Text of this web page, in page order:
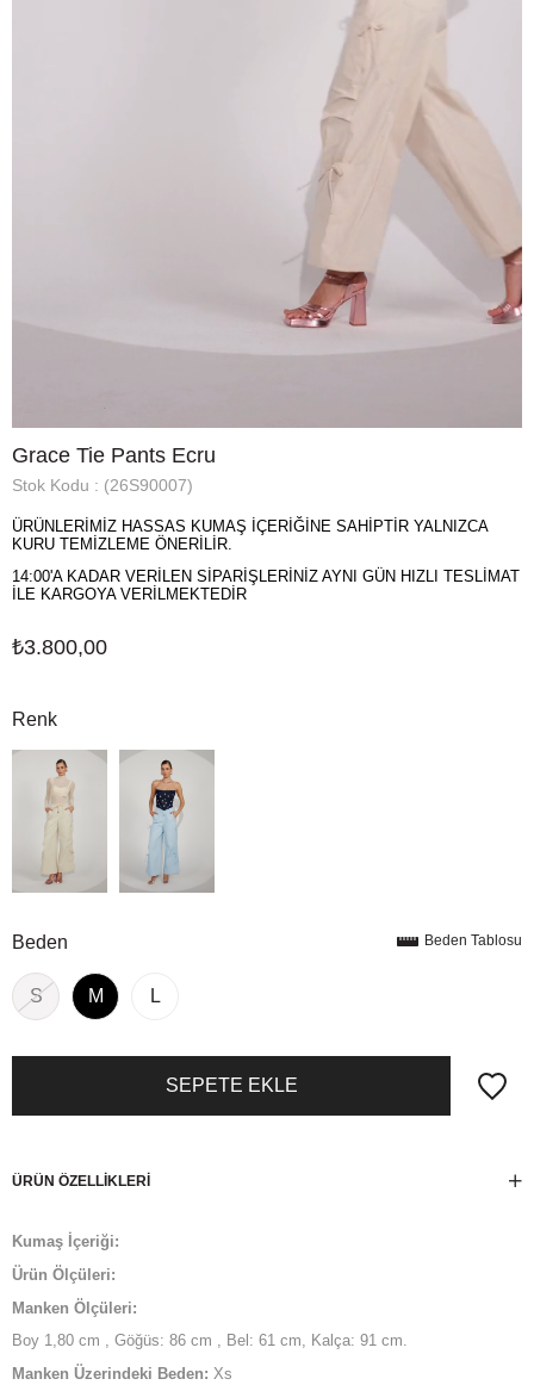
Grace Tie Pants Ecru
Stok Kodu (26S90007)
ÜRÜNLERİMİZ HASSAS KUMAŞ İÇERİĞİNE SAHİPTİR YALNIZCA
KURU TEMİZLEME ÖNERİLİR.
14:00'A KADAR VERİLEN SİPARİŞLERİNİZ AYNI GÜN HIZLI TESLİMAT
İLE KARGOYA VERİLMEKTEDİR
₺3.800,00
Renk
Beden
S M L
Beden Tablosu
ÜRÜN ÖZELLIKLERI
Kumaş İçeriği:
Ürün Ölçüleri:
Manken Ölçüleri:
Boy 1,80 cm , Göğüs: 86 cm , Bel: 61 cm, Kalça: 91 cm.
Manken Üzerindeki Beden: Xs